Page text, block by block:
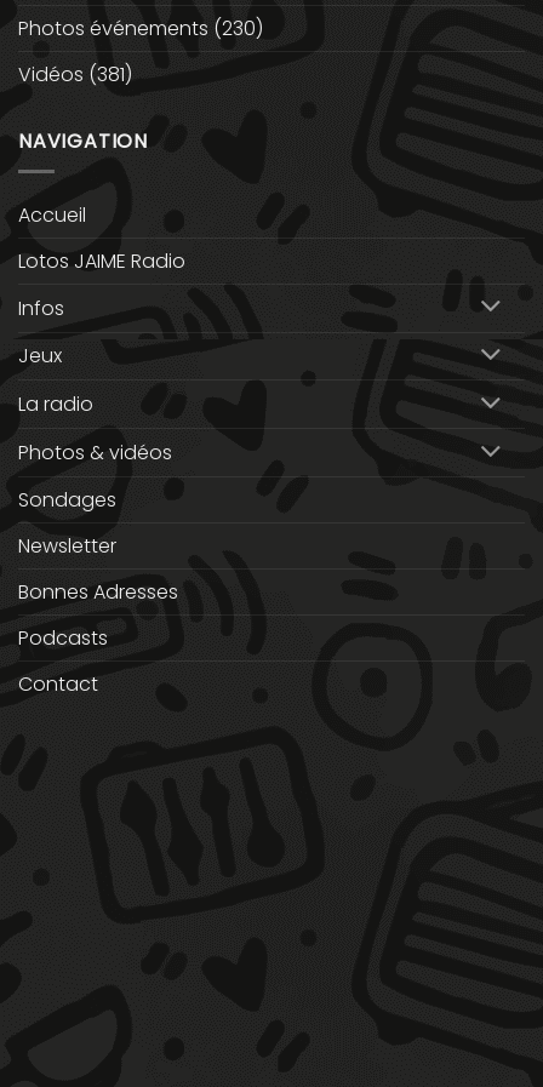
Photos événements (230)
Vidéos (381)
NAVIGATION
Accueil
Lotos JAIME Radio
Infos
Jeux
La radio
Photos & vidéos
Sondages
Newsletter
Bonnes Adresses
Podcasts
Contact